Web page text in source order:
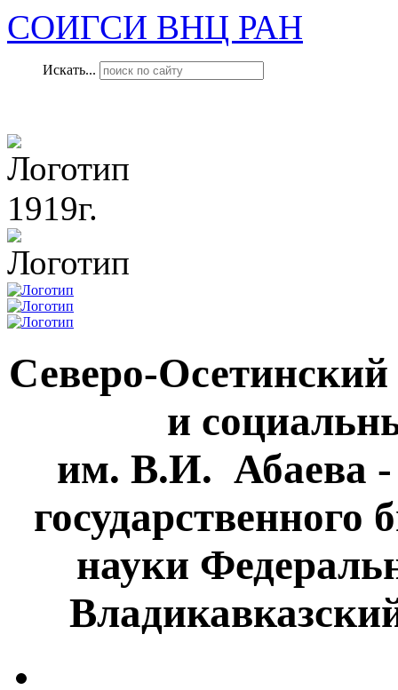
СОИГСИ ВНЦ РАН
Искать...
1919г.
Северо-
и
им. В.И. Абаева -
науки